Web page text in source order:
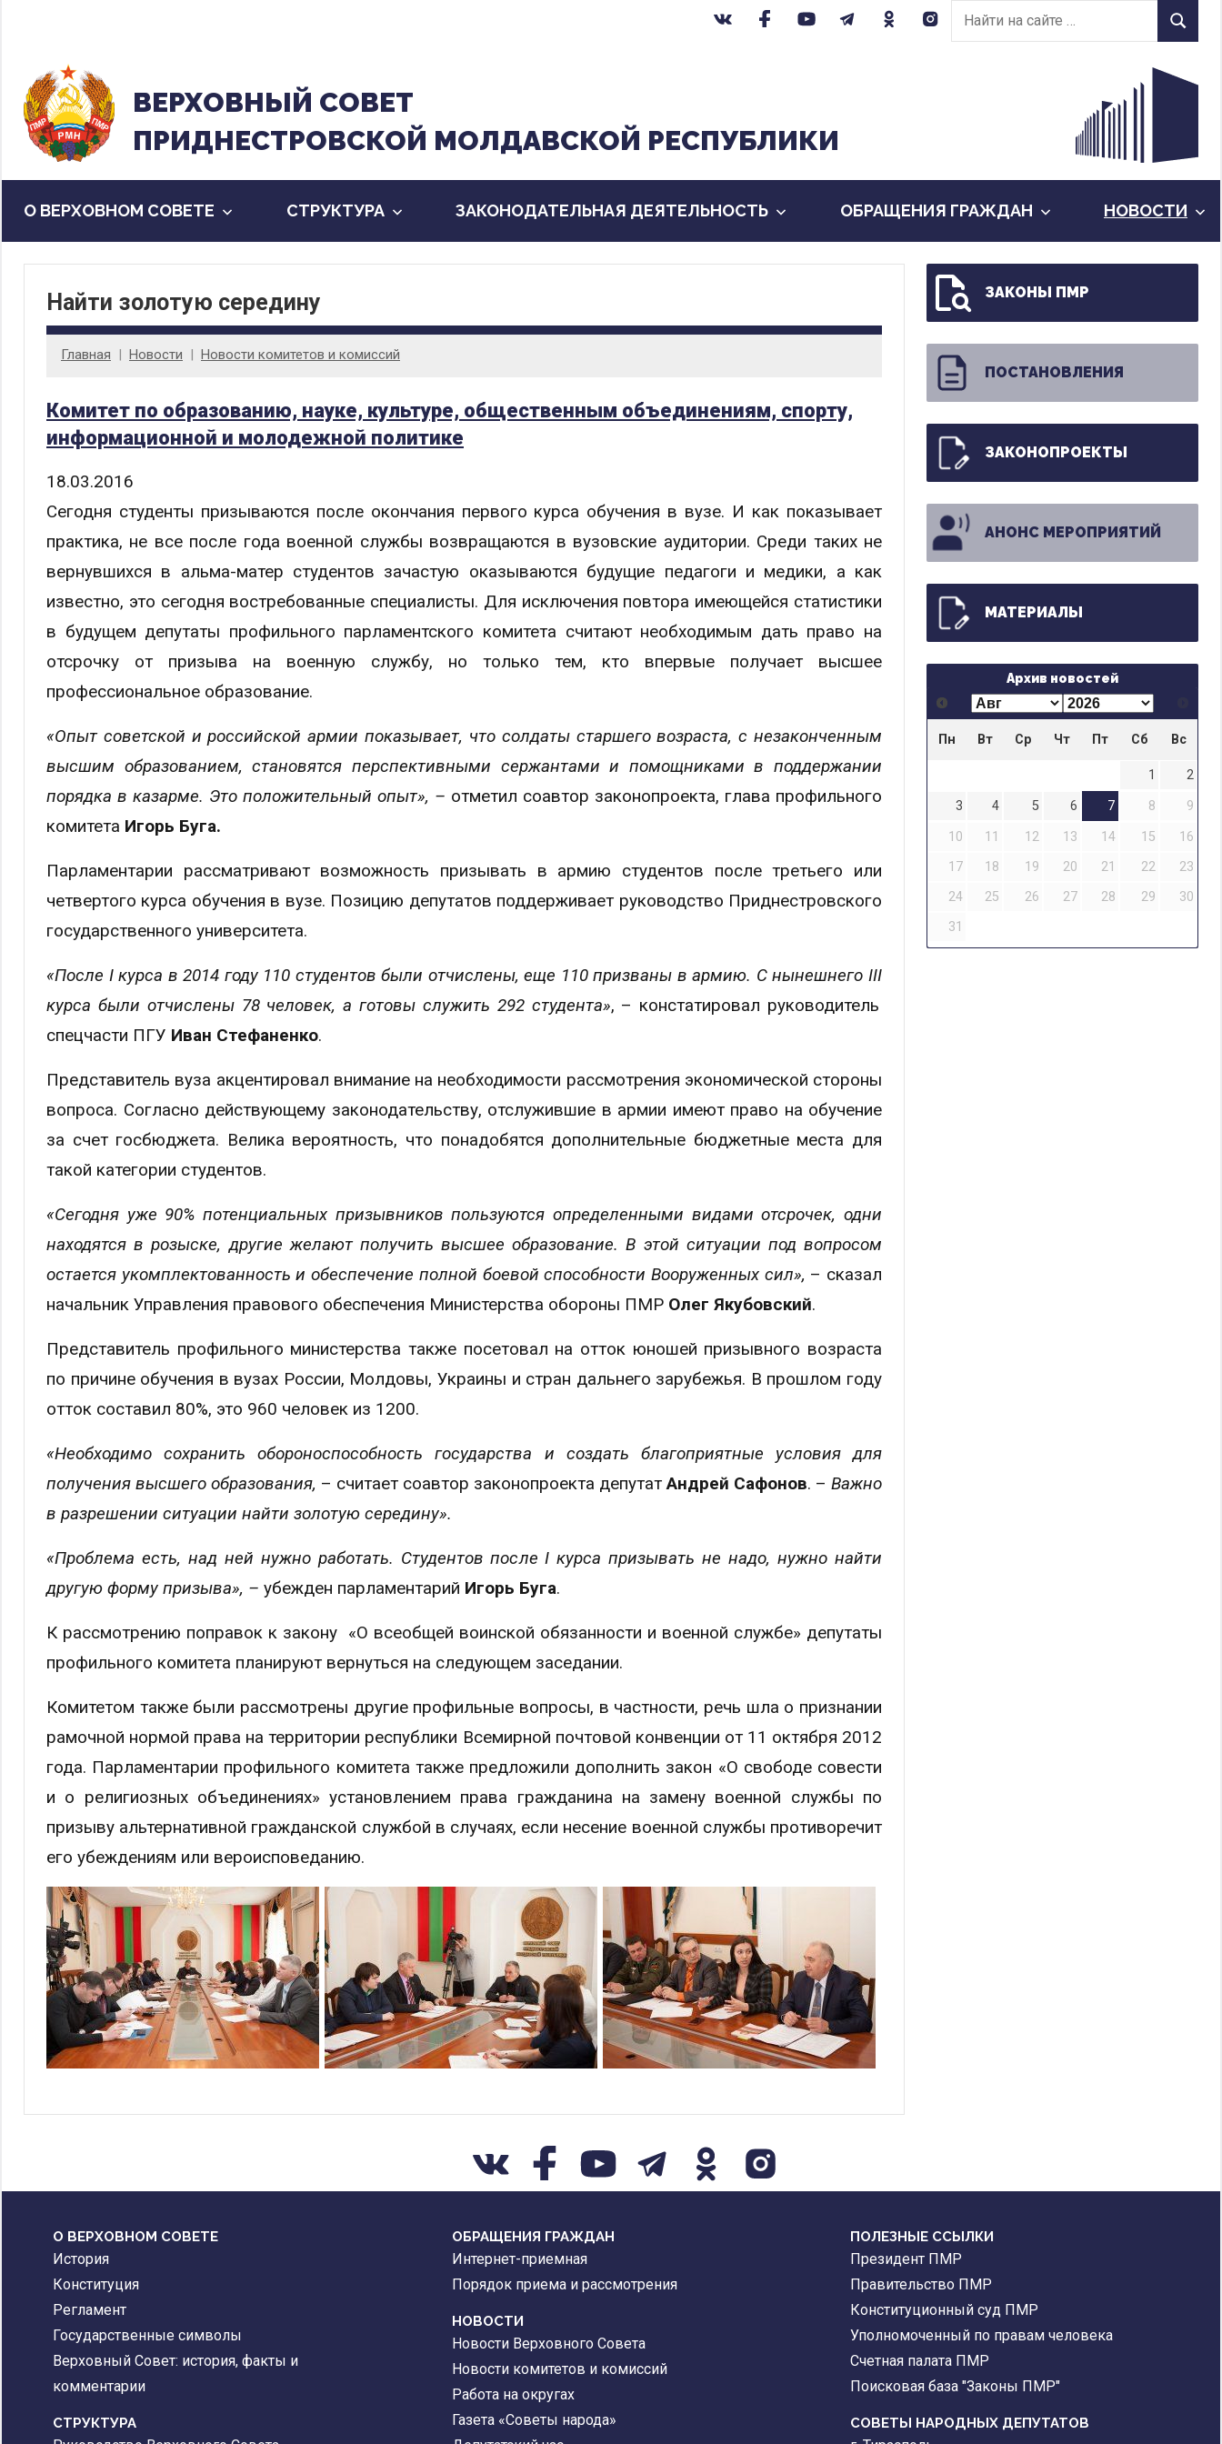
содержанию
Найти
на
Найти
ВЕРХОВНЫЙ CОВЕТ
ПРИДНЕСТРОВСКОЙ МОЛДАВСКОЙ РЕСПУБЛИКИ
О ВЕРХОВНОМ СОВЕТЕ CТРУКТУРА ЗАКОНОДАТЕЛЬНАЯ ДЕЯТЕЛЬНОСТЬ ОБРАЩЕНИЯ ГРАЖДАН НОВОСТИ
Найти золотую середину
Главная Новости Новости комитетов и комиссий
Комитет по образованию, науке, культуре, общественным объединениям, спорту,
информационной и молодежной политике
18.03.2016
Сегодня студенты призываются после окончания первого курса обучения в вузе. И как показывает
практика, не все после года военной службы возвращаются в вузовские аудитории. Среди таких не
вернувшихся в альма-матер студентов зачастую оказываются будущие педагоги и медики, а как
известно, это сегодня востребованные специалисты. Для исключения повтора имеющейся статистики
в будущем депутаты профильного парламентского комитета считают необходимым дать право на
отсрочку от призыва на военную службу, но только тем, кто впервые получает высшее
профессиональное образование.
«Опыт советской и российской армии показывает, что солдаты старшего возраста, с незаконченным
высшим образованием, становятся перспективными сержантами и помощниками в поддержании
порядка в казарме. Это положительный опыт», – отметил соавтор законопроекта, глава профильного
комитета Игорь Буга.
Парламентарии рассматривают возможность призывать в армию студентов после третьего или
четвертого курса обучения в вузе. Позицию депутатов поддерживает руководство Приднестровского
государственного университета.
«После Iкурса в 2014 году 110 студентов были отчислены, еще 110 призваны в армию. С нынешнегоIII
курса были отчислены 78 человек, а готовы служить 292 студента», – констатировал руководитель
спецчасти ПГУ Иван Стефаненко.
Представитель вуза акцентировал внимание на необходимости рассмотрения экономической стороны
вопроса. Согласно действующему законодательству, отслужившие в армии имеют право на обучение
за счет госбюджета. Велика вероятность, что понадобятся дополнительные бюджетные места для
такой категории студентов.
«Сегодня уже 90% потенциальных призывников пользуются определенными видами отсрочек, одни
находятся в розыске, другие желают получить высшее образование. В этой ситуации под вопросом
остается укомплектованность и обеспечение полной боевой способности Вооруженных сил», – сказал
начальник Управления правового обеспечения Министерства обороны ПМР Олег Якубовский.
Представитель профильного министерства также посетовал на отток юношей призывного возраста
по причине обучения в вузах России, Молдовы, Украины и стран дальнего зарубежья. В прошлом году
отток составил 80%, это 960 человек из 1200.
«Необходимо сохранить обороноспособность государства и создать благоприятные условия для
получения высшего образования, – считает соавтор законопроекта депутатАндрей Сафонов. – Важно
в разрешении ситуации найти золотую середину».
«Проблема есть, над ней нужно работать. Студентов послеI курса призывать не надо, нужно найти
другую форму призыва», – убежден парламентарий Игорь Буга.
К рассмотрению поправок к закону «О всеобщей воинской обязанности и военной службе» депутаты
профильного комитета планируют вернуться на следующем заседании.
Комитетом также были рассмотрены другие профильные вопросы, в частности, речь шла о признании
рамочной нормой права на территории республики Всемирной почтовой конвенции от 11 октября 2012
года. Парламентарии профильного комитета также предложили дополнить закон «О свободе совести
и о религиозных объединениях» установлением права гражданина на замену военной службы по
призыву альтернативной гражданской службой в случаях, если несение военной службы противоречит
его убеждениям или вероисповеданию.
ЗАКОНЫ ПМР
ПОСТАНОВЛЕНИЯ
ЗАКОНОПРОЕКТЫ
АНОНС МЕРОПРИЯТИЙ
МАТЕРИАЛЫ
Архив новостей
Пн Вт Ср Чт Пт Сб Вс
1
2
3
4 5 6 7 8
9
10
11 12 13 14 15
16
17
18 19 20 21 22
23
24
25 26 27 28 29
30
31
О ВЕРХОВНОМ СОВЕТЕ
История
Конституция
Регламент
Государственные символы
Верховный Совет: история, факты и
комментарии
CТРУКТУРА
ОБРАЩЕНИЯ ГРАЖДАН
Интернет-приемная
Порядок приема и рассмотрения
НОВОСТИ
Новости Верховного Совета
Новости комитетов и комиссий
Работа на округах
Газета «Советы народа»
ПОЛЕЗНЫЕ ССЫЛКИ
Президент ПМР
Правительство ПМР
Конституционный суд ПМР
Уполномоченный по правам человека
Счетная палата ПМР
Поисковая база "Законы ПМР"
СОВЕТЫ НАРОДНЫХ ДЕПУТАТОВ